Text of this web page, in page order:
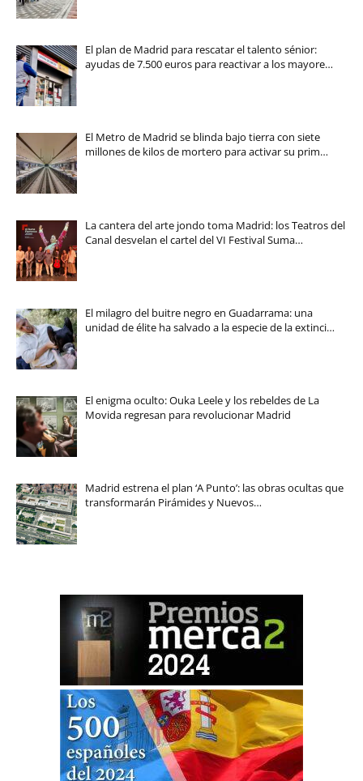
El plan de Madrid para rescatar el talento sénior:
ayudas de 7.500 euros para reactivar a los mayore…
El Metro de Madrid se blinda bajo tierra con siete
millones de kilos de mortero para activar su prim…
La cantera del arte jondo toma Madrid: los Teatros del
Canal desvelan el cartel del VI Festival Suma…
El milagro del buitre negro en Guadarrama: una
unidad de élite ha salvado a la especie de la extinci…
El enigma oculto: Ouka Leele y los rebeldes de La
Movida regresan para revolucionar Madrid
Madrid estrena el plan ‘A Punto’: las obras ocultas que
transformarán Pirámides y Nuevos…